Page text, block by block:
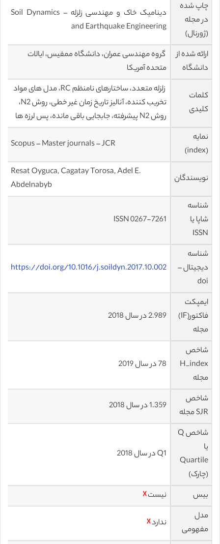
چاپ شده
در مجله
(ژورنال)
دینامیک خاک و مهندسی زلزله – Soil Dynamics
and Earthquake Engineering
ارائه شده از
دانشگاه
گروه مهندسی عمران، دانشگاه ممفیس، ایالات
متحده آمریکا
کلمات
کلیدی
زلزله متعدد، ساختارهای نامنظم RC، مدل های مواد
تخریب کننده، آنالیز تاریخ زمان غیر خطی، روش N2،
روش N2 پیشرفته، جابجایی باقی مانده، پس لرزه ها
نمایه
(index)
Scopus – Master journals – JCR
نویسندگان
Resat Oyguca, Cagatay Torosa, Adel E.
Abdelnabyb
شناسه
شاپا یا
ISSN
ISSN 0267-7261
شناسه
دیجیتال –
doi
https://doi.org/10.1016/j.soildyn.2017.10.002
ایمپکت
فاکتور(IF)
مجله
2.989 در سال 2018
شاخص
H_index
مجله
78 در سال 2019
شاخص
SJR مجله
1.359 در سال 2018
شاخص Q
یا
Quartile
(چارک)
Q1 در سال 2018
بیس نیست☓
مدل
مفهومی
ندارد☓